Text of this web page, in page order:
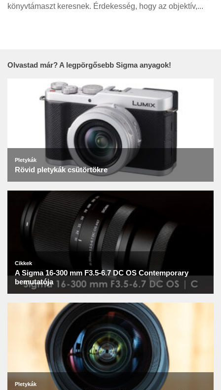
könyvtámaszt keresnek. Érdekesség, hogy az objektív,...
Olvastad már? A legpörgősebb Sigma anyagok!